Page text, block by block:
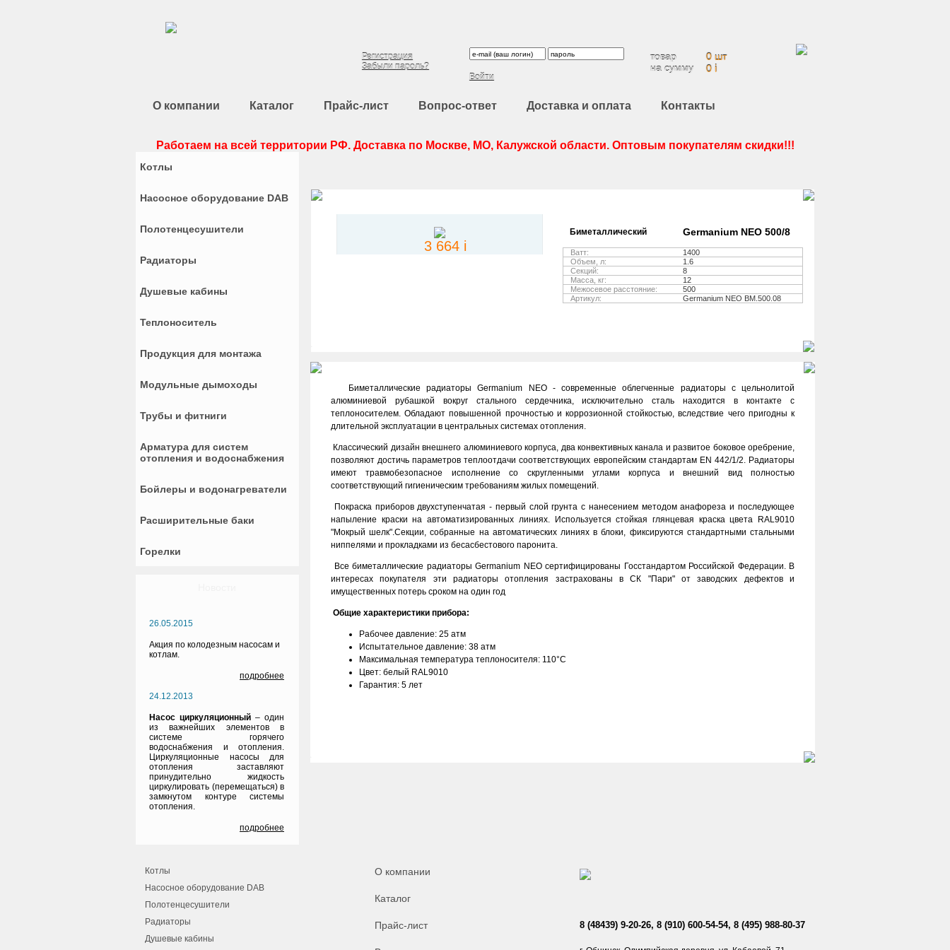
товар
0 шт
на сумму
0 i
Войти
Регистрация
Забыли пароль?
О компании Каталог Прайс-лист Вопрос-ответ Доставка и оплата Контакты
Работаем на всей территории РФ. Доставка по Москве, МО, Калужской области. Оптовым покупателям скидки!!!
Котлы
Насосное оборудование DAB
Полотенцесушители
Радиаторы
Душевые кабины
Теплоноситель
Продукция для монтажа
Модульные дымоходы
Трубы и фитниги
Арматура для систем
отопления и водоснабжения
Бойлеры и водонагреватели
Расширительные баки
Горелки
26.05.2015
Акция по колодезным насосам и
котлам.
подробнее
24.12.2013
Насос циркуляционный – один
из важнейших элементов в
системе горячего
водоснабжения и отопления.
Циркуляционные насосы для
отопления заставляют
принудительно жидкость
циркулировать (перемещаться) в
замкнутом контуре системы
отопления.
подробнее
3 664 i
Биметаллический Germanium NEO 500/8
Ватт:
1400
Объем, л:
1.6
Секций:
8
Масса, кг:
12
Межосевое расстояние:
500
Артикул:
Germanium NEO ВМ.500.08
Биметаллические радиаторы Germanium NEO - современные облегченные радиаторы с цельнолитой
алюминиевой рубашкой вокруг стального сердечника, исключительно сталь находится в контакте с
теплоносителем. Обладают повышенной прочностью и коррозионной стойкостью, вследствие чего пригодны к
длительной эксплуатации в центральных системаx отопления.
Классический дизайн внешнего алюминиевого корпуса, два конвективных канала и развитое боковое оребрение,
позволяют достичь параметров теплоотдачи соответствующих европейским стандартам EN 442/1/2. Радиаторы
имеют травмобезопасное исполнение со скругленными углами корпуса и внешний вид полностью
соответствующий гигиеническим требованиям жилых помещений.
Покраска приборов двухступенчатая - первый слой грунта с нанесением методом анафореза и последующее
напыление краски на автоматизированных линиях. Используется стойкая глянцевая краска цвета RAL9010
"Мокрый шелк".Секции, собранные на автоматических линиях в блоки, фиксируются стандартными стальными
ниппелями и прокладками из бесасбестового паронита.
Все биметаллические радиаторы Germanium NEO сертифицированы Госстандартом Российской Федерации. В
интересах покупателя эти радиаторы отопления застрахованы в СК "Пари" от заводских дефектов и
имущественных потерь сроком на один год
Общие характеристики прибора:
Рабочее давление: 25 атм
Испытательное давление: 38 атм
Максимальная температура теплоносителя: 110°С
Цвет: белый RAL9010
Гарантия: 5 лет
Котлы
Насосное оборудование DAB
Полотенцесушители
Радиаторы
Душевые кабины
О компании
Каталог
Прайс-лист 8 (48439) 9-20-26, 8 (910) 600-54-54, 8 (495) 988-80-37